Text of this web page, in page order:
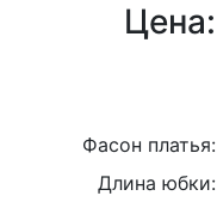
Цена:
Фасон платья:
Длина юбки: